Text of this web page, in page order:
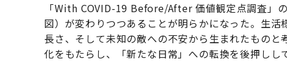
「With COVID-19 Before/After 価値観定点調査」
図）が変わりつつあることが明らかになった。生
長さ、そして未知の敵への不安から生まれたもの
化をもたらし、「新たな日常」への転換を後押しし